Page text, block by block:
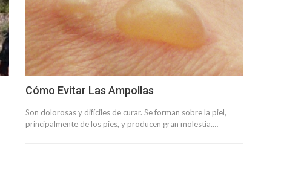
Cómo Evitar Las Ampollas
Son dolorosas y difíciles de curar. Se forman sobre la piel,
principalmente de los pies, y producen gran molestia.…